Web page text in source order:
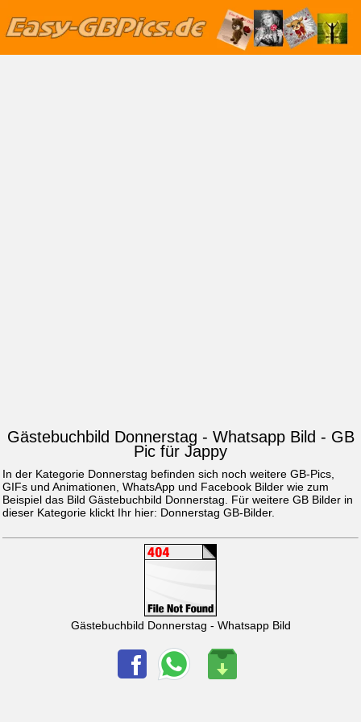
Gästebuchbild Donnerstag - Whatsapp Bild - GB
Pic für Jappy
In der Kategorie Donnerstag befinden sich noch weitere GB-Pics,
GIFs und Animationen, WhatsApp und Facebook Bilder wie zum
Beispiel das Bild Gästebuchbild Donnerstag. Für weitere GB Bilder in
dieser Kategorie klickt Ihr hier: Donnerstag GB-Bilder.
Gästebuchbild Donnerstag - Whatsapp Bild